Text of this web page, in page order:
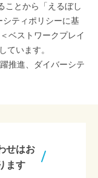
ことから「えるぼし
ティポリシーに基
ベストワークプレイ
ています。
推進、ダイバーシテ
せはお
ます